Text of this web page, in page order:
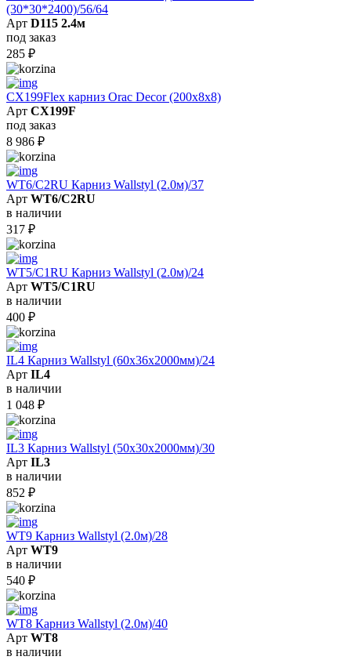
(30*30*2400)/56/64
Арт D115 2.4м
под заказ
285 ₽
CX199Flex карниз Orac Decor (200x8x8)
Арт CX199F
под заказ
8 986 ₽
WT6/C2RU Карниз Wallstyl (2.0м)/37
Арт WT6/C2RU
в наличии
317 ₽
WT5/C1RU Карниз Wallstyl (2.0м)/24
Арт WT5/C1RU
в наличии
400 ₽
IL4 Карниз Wallstyl (60х36х2000мм)/24
Арт IL4
в наличии
1 048 ₽
IL3 Карниз Wallstyl (50х30х2000мм)/30
Арт IL3
в наличии
852 ₽
WT9 Карниз Wallstyl (2.0м)/28
Арт WT9
в наличии
540 ₽
WT8 Карниз Wallstyl (2.0м)/40
Арт WT8
в наличии